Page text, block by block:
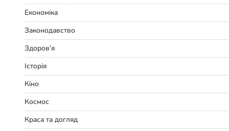
Економіка
Законодавство
Здоров’я
Історія
Кіно
Космос
Краса та догляд